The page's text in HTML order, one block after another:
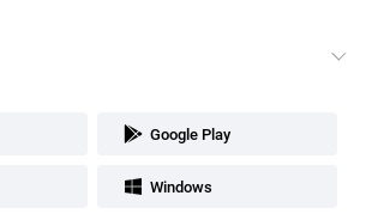
Google Play
Windows